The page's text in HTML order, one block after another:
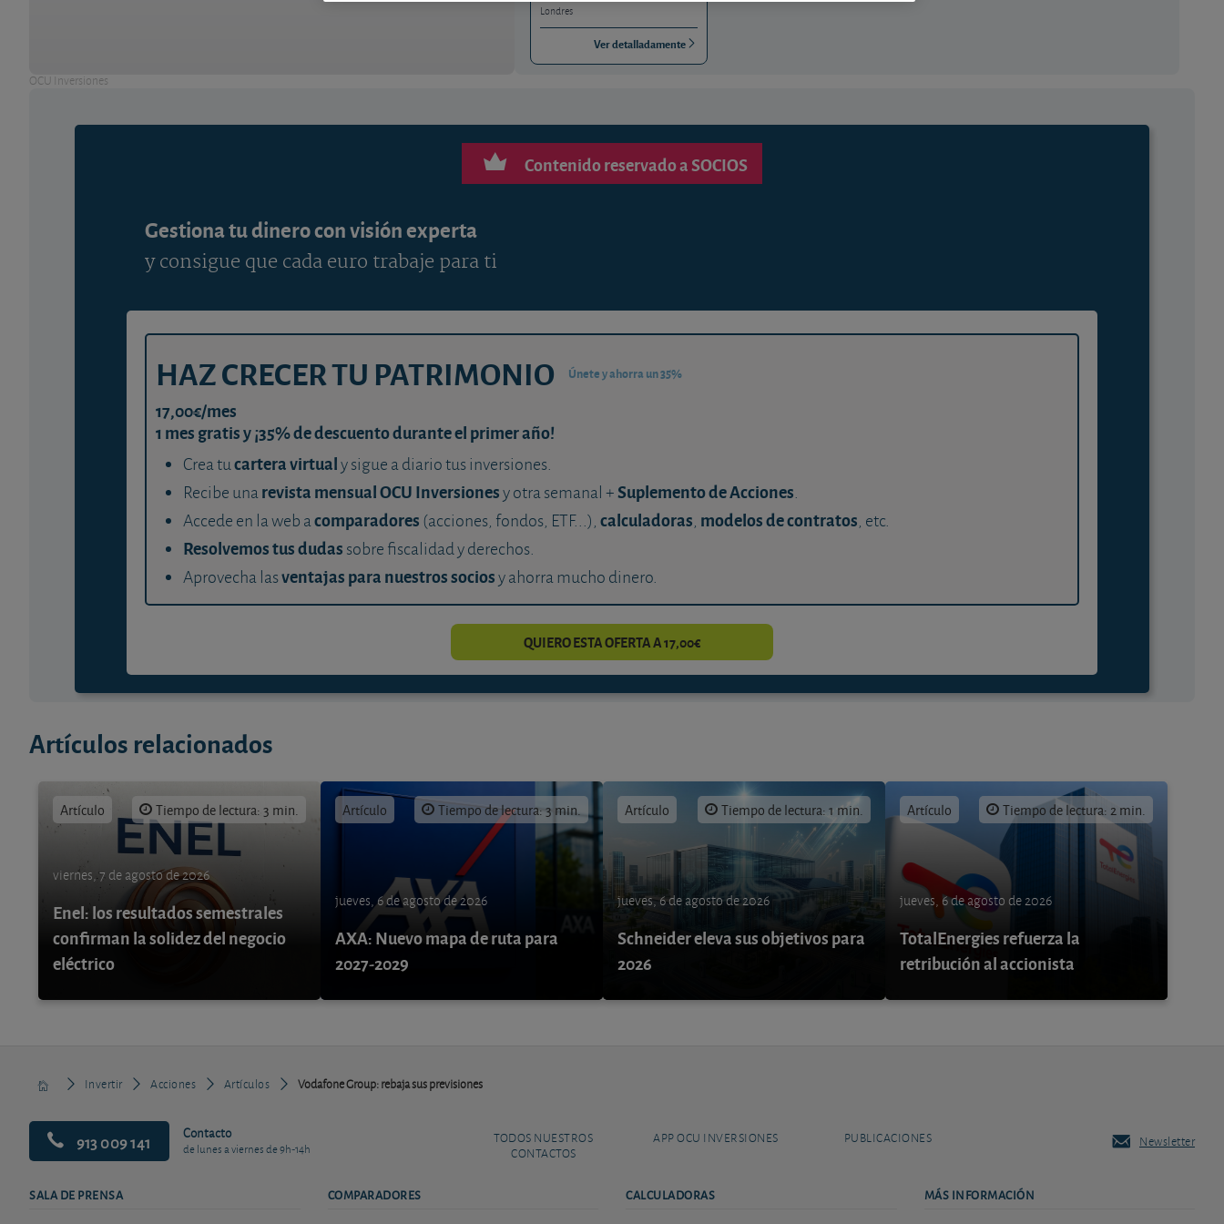
OCU Inversiones
Londres
Ver detalladamente
Contenido reservado a SOCIOS
Gestiona tu dinero con visión experta
y consigue que cada euro trabaje para ti
HAZ CRECER TU PATRIMONIO Únete y ahorra un 35%
17,00€/mes
1 mes gratis y ¡35% de descuento durante el primer año!
Crea tucartera virtualy sigue a diario tus inversiones.
Recibe unarevista mensual OCU Inversionesy otra semanal +Suplemento de Acciones.
Accede en la web acomparadores (acciones, fondos, ETF...), calculadoras, modelos de contratos, etc.
Resolvemos tus dudas sobre fiscalidad y derechos.
Aprovecha lasventajas para nuestros sociosy ahorra mucho dinero.
QUIERO ESTA OFERTA A 17,00€
Artículos relacionados
Artículo Tiempo de lectura: 3 min.
viernes, 7 de agosto de 2026
Enel: los resultados semestrales
confirman la solidez del negocio
eléctrico
Artículo Tiempo de lectura: 3 min.
jueves, 6 de agosto de 2026
AXA: Nuevo mapa de ruta para
2027-2029
Artículo Tiempo de lectura: 1 min.
jueves, 6 de agosto de 2026
Schneider eleva sus objetivos para
2026
Artículo Tiempo de lectura: 2 min.
jueves, 6 de agosto de 2026
TotalEnergies refuerza la
retribución al accionista
Invertir Acciones Artículos Vodafone Group: rebaja sus previsiones
913 009 141 Contacto
de lunes a viernes de 9h-14h
TODOS NUESTROS
CONTACTOS
APP OCU INVERSIONES PUBLICACIONES Newsletter
SALA DE PRENSA COMPARADORES CALCULADORAS MÁS INFORMACIÓN